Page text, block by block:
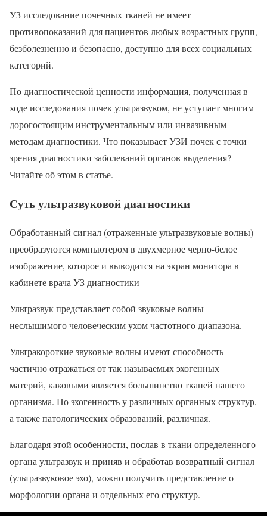
УЗ исследование почечных тканей не имеет
противопоказаний для пациентов любых возрастных групп,
безболезненно и безопасно, доступно для всех социальных
категорий.
По диагностической ценности информация, полученная в
ходе исследования почек ультразвуком, не уступает многим
дорогостоящим инструментальным или инвазивным
методам диагностики. Что показывает УЗИ почек с точки
зрения диагностики заболеваний органов выделения?
Читайте об этом в статье.
Суть ультразвуковой диагностики
Обработанный сигнал (отраженные ультразвуковые волны)
преобразуются компьютером в двухмерное черно-белое
изображение, которое и выводится на экран монитора в
кабинете врача УЗ диагностики
Ультразвук представляет собой звуковые волны
неслышимого человеческим ухом частотного диапазона.
Ультракороткие звуковые волны имеют способность
частично отражаться от так называемых эхогенных
материй, каковыми является большинство тканей нашего
организма. Но эхогенность у различных органных структур,
а также патологических образований, различная.
Благодаря этой особенности, послав в ткани определенного
органа ультразвук и приняв и обработав возвратный сигнал
(ультразвуковое эхо), можно получить представление о
морфологии органа и отдельных его структур.